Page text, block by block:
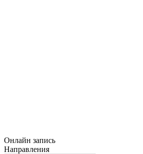
Онлайн запись
Направления